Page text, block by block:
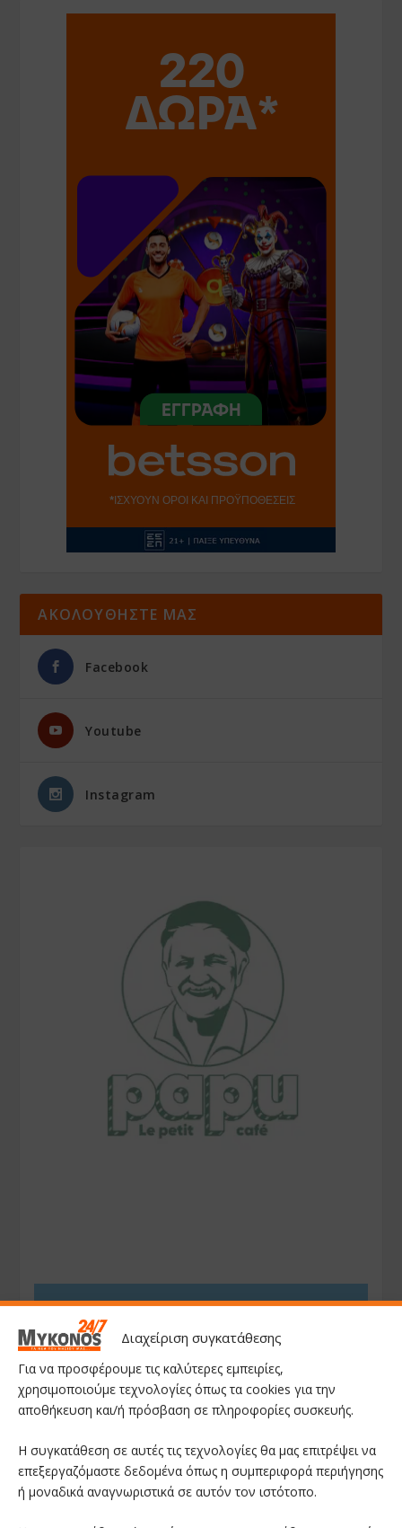
Διαχείριση συγκατάθεσης
Για να προσφέρουμε τις καλύτερες εμπειρίες,
χρησιμοποιούμε τεχνολογίες όπως τα cookies για την
αποθήκευση και/ή πρόσβαση σε πληροφορίες συσκευής.
Η συγκατάθεση σε αυτές τις τεχνολογίες θα μας επιτρέψει να
επεξεργαζόμαστε δεδομένα όπως η συμπεριφορά περιήγησης
ή μοναδικά αναγνωριστικά σε αυτόν τον ιστότοπο.
ΑΚΟΛΟΥΘΗΣΤΕ ΜΑΣ
Facebook
Youtube
Instagram